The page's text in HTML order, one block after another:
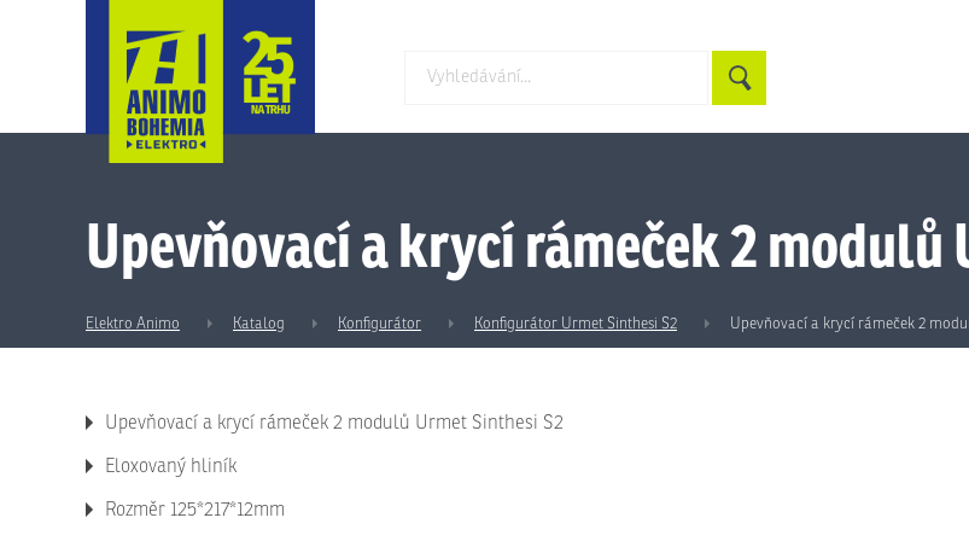
Hledat
Upevňovací a krycí rámeček 2 modulů
Elektro Animo Katalog Konfigurátor Konfigurátor Urmet Sinthesi S2 Upevňovací a krycí rámeček 2
Upevňovací a krycí rámeček 2 modulů Urmet Sinthesi S2
Eloxovaný hliník
Rozměr 125*217*12mm